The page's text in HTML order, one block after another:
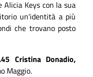
Alicia Keys con la sua
un'identità a più
che trovano posto
Cristina Donadio,
Maggio.